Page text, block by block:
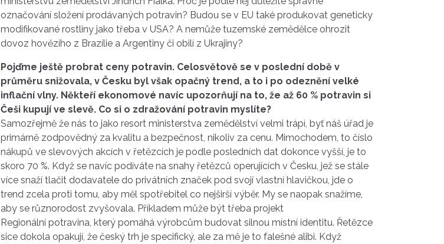
označování složení prodávaných potravin? Budou se v EU také produkovat geneticky
modifikované rostliny jako třeba v USA? A nemůže tuzemské zemědělce ohrozit
dovoz hovězího z Brazílie a Argentiny či obilí z Ukrajiny?
Pojďme ještě probrat ceny potravin. Celosvětově se v poslední době v
průměru snižovala, v Česku byl však opačný trend, a to i po odeznění velké
inflační vlny. Někteří ekonomové navíc upozorňují na to, že až 60 % potravin si
Češi kupují ve slevě. Co si o zdražování potravin myslíte?
Samozřejmě že nás to jako resort ministerstva zemědělství velmi trápí, byť náš úřad je
primárně zodpovědný za kvalitu a bezpečnost, nikoliv za cenu. Mimochodem, to číslo
nákupů ve slevových akcích v řetězcích je podle posledních dat dokonce vyšší, je to
skoro 70 %. Když se navíc podíváte na snahy řetězců operujících v Česku, jež se stále
více snaží tlačit dodavatele do privátních značek pod svojí vlastní hlavičkou, jde o
trend zcela proti tomu, aby měl spotřebitel co nejširší výběr. My se naopak snažíme,
aby se různorodost zvyšovala. Příkladem může být třeba projekt
Regionální potravina, který pomáhá výrobcům budovat silnou místní identitu. Řetězce
sice dokola opakují, že český trh je specifický, ale za mě je to falešné alibi. Když